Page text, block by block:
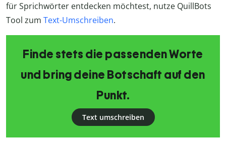
für Sprichwörter entdecken möchtest, nutze QuillBots
Tool zum Text-Umschreiben.
Finde stets die passenden Worte
und bring deine Botschaft auf den
Punkt.
Text umschreiben